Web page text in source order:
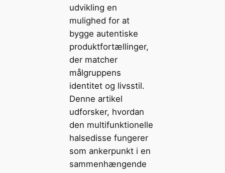
udvikling en
mulighed for at
bygge autentiske
produktfortællinger,
der matcher
målgruppens
identitet og livsstil.
Denne artikel
udforsker, hvordan
den multifunktionelle
halsedisse fungerer
som ankerpunkt i en
sammenhængende